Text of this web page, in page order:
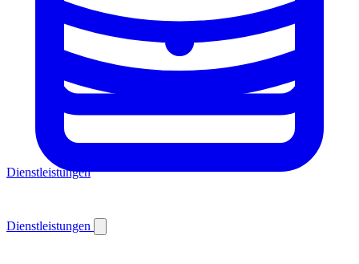
Dienstleistungen
Dienstleistungen